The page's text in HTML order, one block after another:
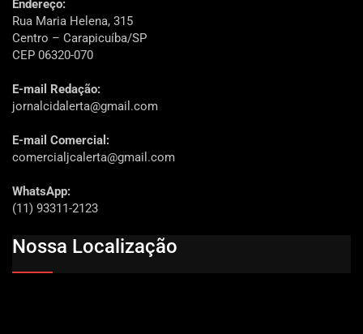
Endereço:
Rua Maria Helena, 315
Centro – Carapicuíba/SP
CEP 06320-070
E-mail Redação:
jornalcidalerta@gmail.com
E-mail Comercial:
comercialjcalerta@gmail.com
WhatsApp:
(11) 93311-2123
Nossa Localização